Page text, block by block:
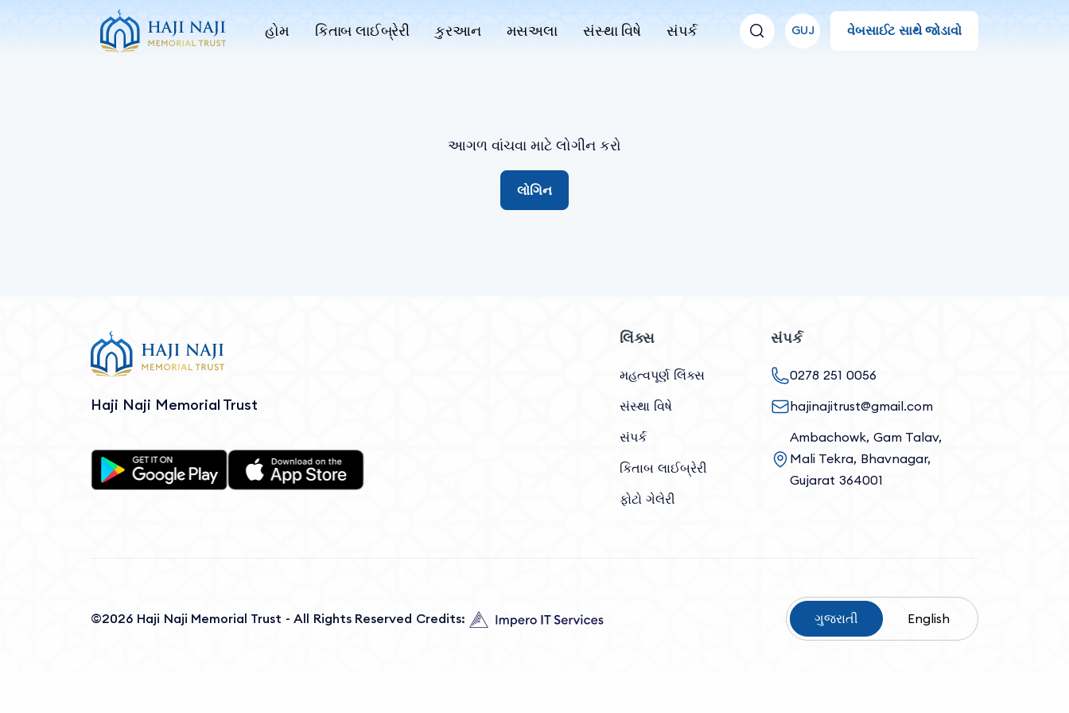
હોમ કિતાબ લાઈબ્રેરી કુરઆન મસઅલા સંસ્થા વિષે સંપર્ક GUJ વેબસાઈટ સાથે જોડાવો
આગળ વાંચવા માટે લોગીન કરો
લોગિન
Haji Naji Memorial Trust
લિંક્સ
મહત્વપૂર્ણ લિંક્સ
સંસ્થા વિષે
સંપર્ક
કિતાબ લાઈબ્રેરી
ફોટો ગેલેરી
સંપર્ક
0278 251 0056
hajinajitrust@gmail.com
Ambachowk, Gam Talav,
Mali Tekra, Bhavnagar,
Gujarat 364001
©2026 Haji Naji Memorial Trust - All Rights Reserved Credits: ગુજરાતી English